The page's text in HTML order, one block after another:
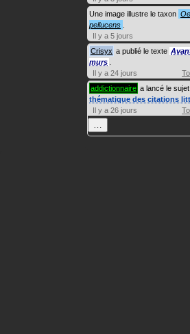
Une image illustre le taxon
pellucens
Il y a 5 jours
Crisyx a publié le texte
murs
Il y a 24 jours
addictionnaire a lancé le sujet
thématique des citations
Il y a 26 jours
…